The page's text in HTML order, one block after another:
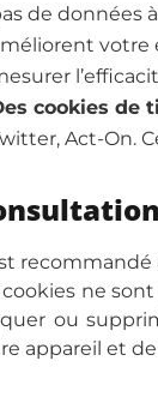
de données
votre
cookies de
Act-On.
recommandé
cookies ne
ou
appareil et